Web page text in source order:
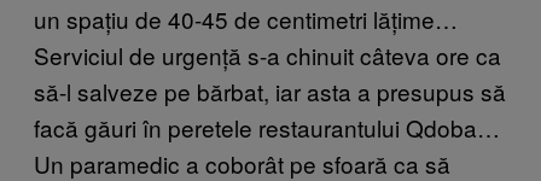
un spațiu de 40-45 de centimetri lățime…
Serviciul de urgență s-a chinuit câteva ore ca
să-l salveze pe bărbat, iar asta a presupus să
facă găuri în peretele restaurantului Qdoba…
Un paramedic a coborât pe sfoară ca să